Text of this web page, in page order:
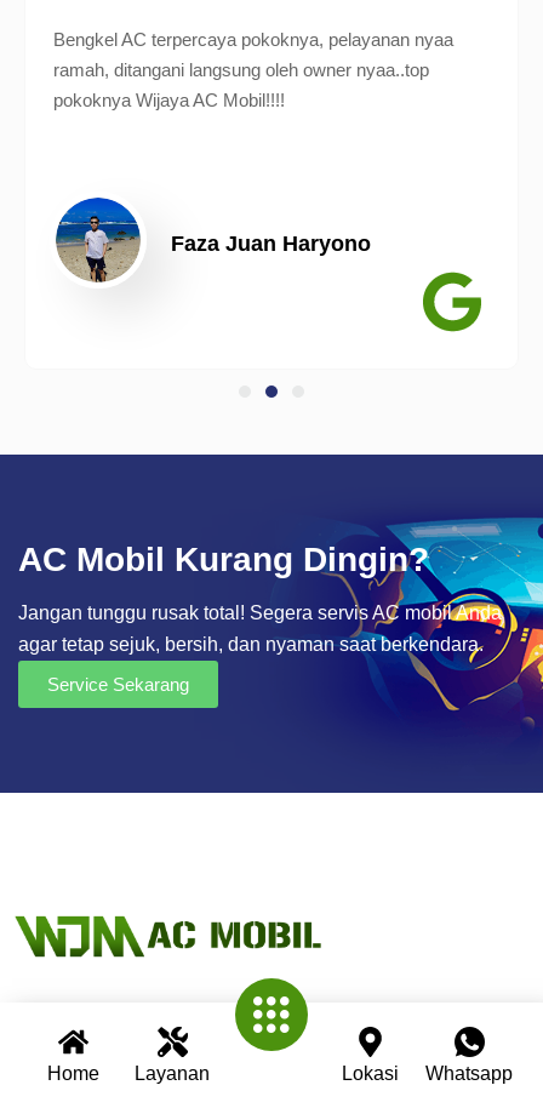
Home Layanan Lokasi Whatsapp
Bengkel AC terpercaya pokoknya, pelayanan nyaa
ramah, ditangani langsung oleh owner nyaa..top
pokoknya Wijaya AC Mobil!!!!
Faza Juan Haryono
AC Mobil Kurang Dingin?
Jangan tunggu rusak total! Segera servis AC mobil Anda
agar tetap sejuk, bersih, dan nyaman saat berkendara.
Service Sekarang
Wijaya AC Mobil adalah bengkel spesialis AC mobil yang
telah berpengalaman lebih dari 30 tahun. Kami berkomitmen